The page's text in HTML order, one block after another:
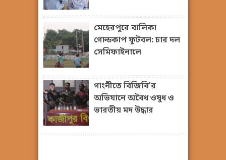
মেহেরপুরে বালিকা
গোল্ডকাপ ফুটবল: চার দল
সেমিফাইনালে
গাংনীতে বিজিবি’র
অভিযানে অবৈধ ওষুধ ও
ভারতীয় মদ উদ্ধার